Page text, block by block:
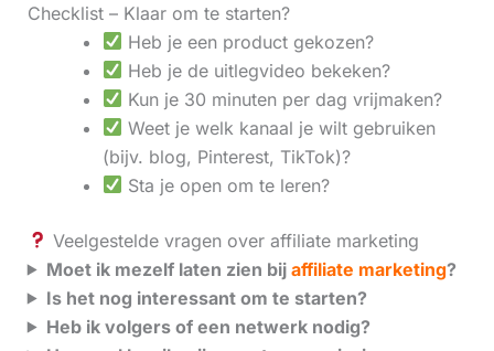
Checklist – Klaar om te starten?
Heb je een product gekozen?
Heb je de uitlegvideo bekeken?
Kun je 30 minuten per dag vrijmaken?
Weet je welk kanaal je wilt gebruiken
(bijv. blog, Pinterest, TikTok)?
Sta je open om te leren?
Veelgestelde vragen over affiliate marketing
Moet ik mezelf laten zien bij affiliate marketing?
Is het nog interessant om te starten?
Heb ik volgers of een netwerk nodig?